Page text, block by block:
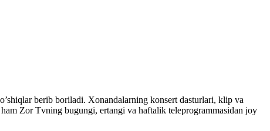
berib boriladi. Xonandalarning konsert dasturlari, klip va
Zor Tvning bugungi, ertangi va haftalik teleprogrammasidan joy